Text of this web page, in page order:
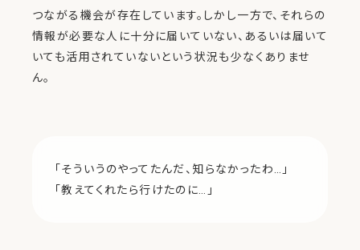
つながる機会が存在しています。しかし一方で、それらの
情報が必要な人に十分に届いていない、あるいは届いて
いても活用されていないという状況も少なくありませ
ん。
「そういうのやってたんだ、知らなかったわ…」
「教えてくれたら行けたのに…」